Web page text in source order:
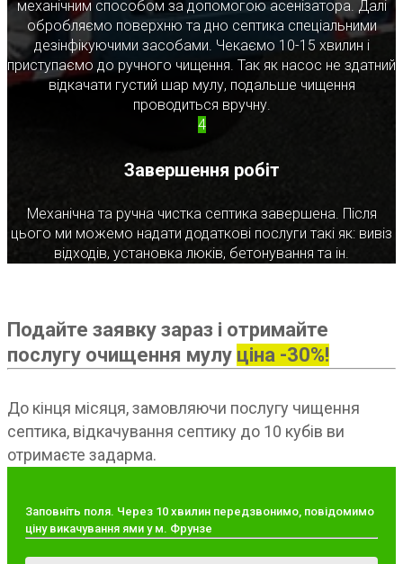
механічним способом за допомогою асенізатора. Далі
обробляємо поверхню та дно септика спеціальними
дезінфікуючими засобами. Чекаємо 10-15 хвилин і
приступаємо до ручного чищення. Так як насос не здатний
відкачати густий шар мулу, подальше чищення
проводиться вручну.
4
Завершення робіт
Механічна та ручна чистка септика завершена. Після
цього ми можемо надати додаткові послуги такі як: вивіз
відходів, установка люків, бетонування та ін.
Подайте заявку зараз і отримайте
послугу очищення мулу ціна -30%!
До кінця місяця, замовляючи послугу чищення
септика, відкачування септику до 10 кубів ви
отримаєте задарма.
Заповніть поля. Через 10 хвилин передзвонимо, повідомимо
ціну викачування ями у м. Фрунзе